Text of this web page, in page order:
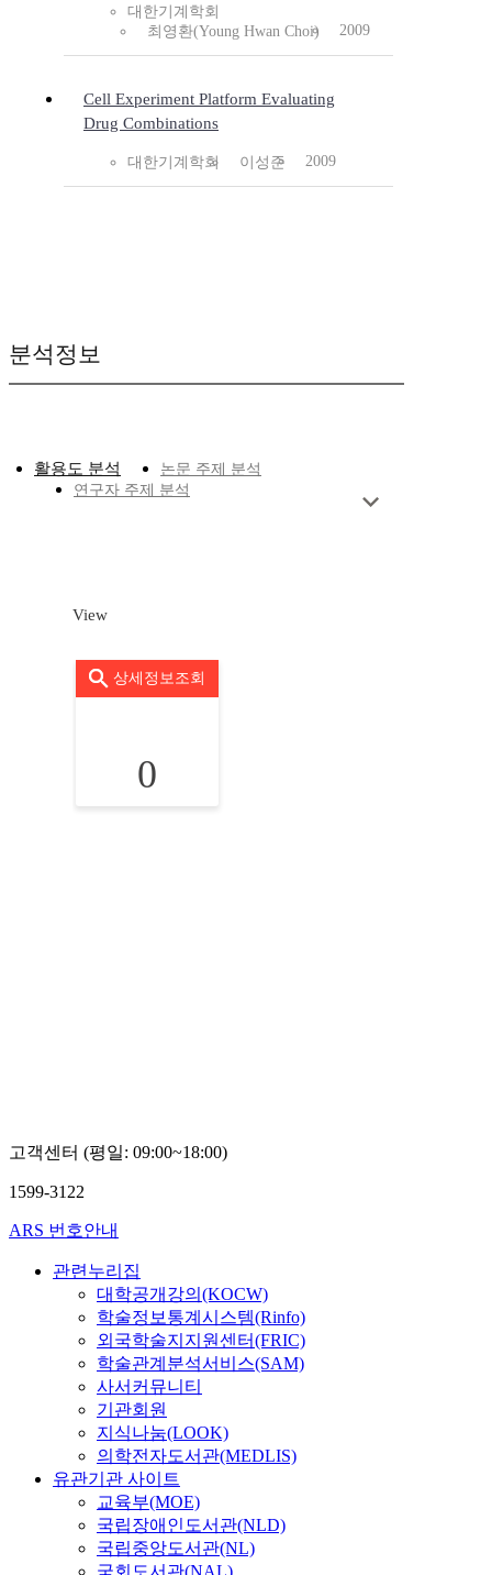
대한기계학회
최영환(Young Hwan Choi)
2009
Cell Experiment Platform Evaluating
Drug Combinations
대한기계학회 이성준 2009
분석정보
활용도 분석
논문 주제 분석
연구자 주제 분석
View
상세정보조회
0
고객센터 (평일: 09:00~18:00)
1599-3122
ARS 번호안내
관련누리집
대학공개강의(KOCW)
학술정보통계시스템(Rinfo)
외국학술지지원센터(FRIC)
학술관계분석서비스(SAM)
사서커뮤니티
기관회원
지식나눔(LOOK)
의학전자도서관(MEDLIS)
유관기관 사이트
교육부(MOE)
국립장애인도서관(NLD)
국립중앙도서관(NL)